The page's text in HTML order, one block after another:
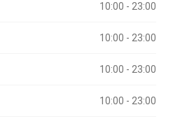
10:00 - 23:00
10:00 - 23:00
10:00 - 23:00
10:00 - 23:00